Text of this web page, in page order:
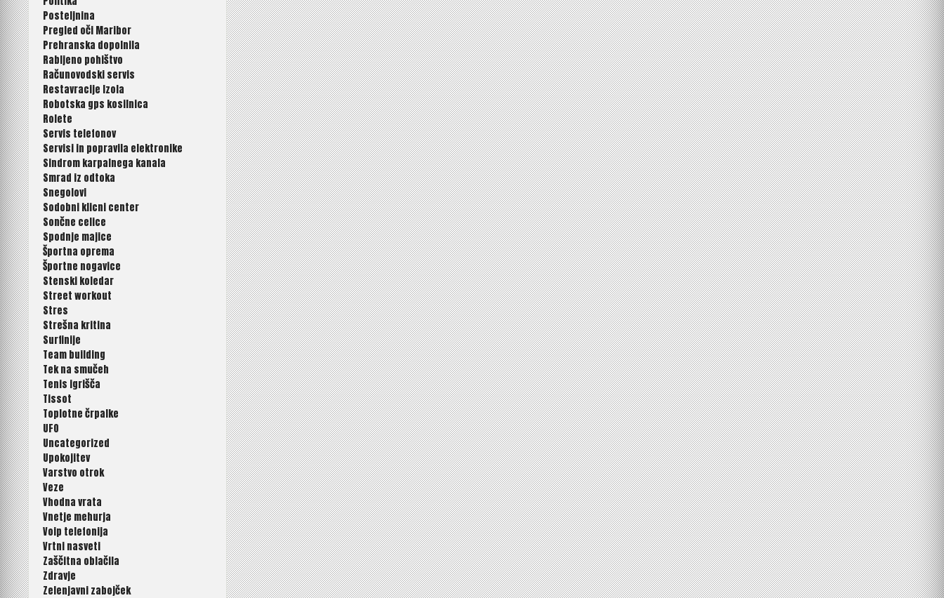
Posteljnina
Pregled oči Maribor
Prehranska dopolnila
Rabljeno pohištvo
Računovodski servis
Restavracije Izola
Robotska gps kosilnica
Rolete
Servis telefonov
Servisi in popravila elektronike
Sindrom karpalnega kanala
Smrad iz odtoka
Snegolovi
Sodobni klicni center
Sončne celice
Spodnje majice
Športna oprema
Športne nogavice
Stenski koledar
Street workout
Stres
Strešna kritina
Surfinije
Team building
Tek na smučeh
Tenis igrišča
Tissot
Toplotne črpalke
UFO
Uncategorized
Upokojitev
Varstvo otrok
Veze
Vhodna vrata
Vnetje mehurja
Voip telefonija
Vrtni nasveti
Zaščitna oblačila
Zdravje
Zelenjavni zabojček